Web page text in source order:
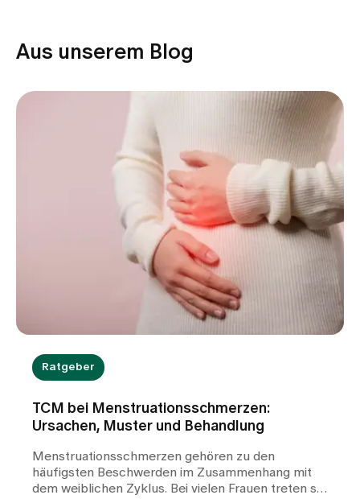
Aus unserem Blog
Ratgeber
TCM bei Menstruationsschmerzen:
Ursachen, Muster und Behandlung
Menstruationsschmerzen gehören zu den
häufigsten Beschwerden im Zusammenhang mit
dem weiblichen Zyklus. Bei vielen Frauen treten sie